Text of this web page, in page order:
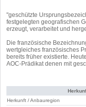
"geschützte
festgelegten geografischen
erzeugt, verarbeitet und
Die französische
wertgleiches französisches
bereits früher existierte.
AOC-Prädikat denen mit
Herkunft / Anbauregion